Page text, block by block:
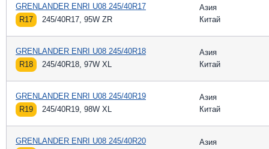
GRENLANDER ENRI U08 245/40R17
R17
245/40R17, 95W ZR
Азия
Китай
GRENLANDER ENRI U08 245/40R18
R18
245/40R18, 97W XL
Азия
Китай
GRENLANDER ENRI U08 245/40R19
R19
245/40R19, 98W XL
Азия
Китай
GRENLANDER ENRI U08 245/40R20
Азия